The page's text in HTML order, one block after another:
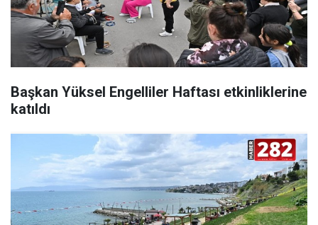
Başkan Yüksel Engelliler Haftası etkinliklerine
katıldı